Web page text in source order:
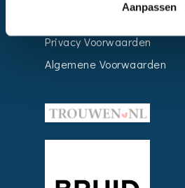
Aanpassen
Privacy Voorwaarden
Algemene Voorwaarden